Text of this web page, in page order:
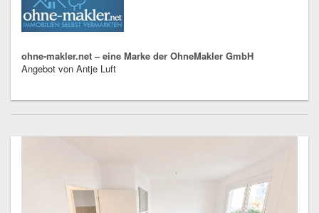
ohne-makler.net – eine Marke der OhneMakler GmbH
Angebot von Antje Luft